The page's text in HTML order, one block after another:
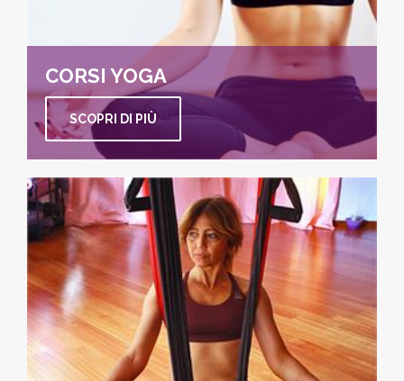
CORSI YOGA
SCOPRI DI PIÙ